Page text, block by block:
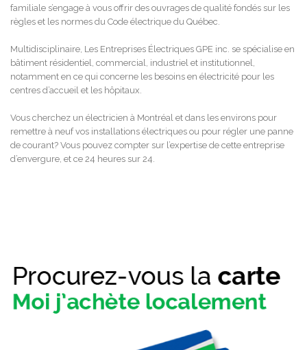
familiale s’engage à vous offrir des ouvrages de qualité fondés sur les
règles et les normes du Code électrique du Québec.
Multidisciplinaire, Les Entreprises Électriques GPE inc. se spécialise en
bâtiment résidentiel, commercial, industriel et institutionnel,
notamment en ce qui concerne les besoins en électricité pour les
centres d’accueil et les hôpitaux.
Vous cherchez un électricien à Montréal et dans les environs pour
remettre à neuf vos installations électriques ou pour régler une panne
de courant? Vous pouvez compter sur l’expertise de cette entreprise
d’envergure, et ce 24 heures sur 24.